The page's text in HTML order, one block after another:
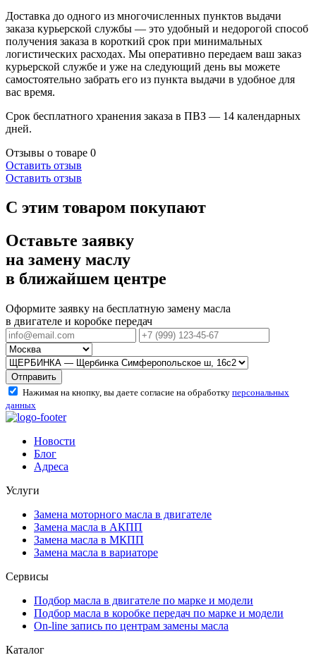
Доставка до одного из многочисленных пунктов выдачи
заказа курьерской службы — это удобный и недорогой способ
получения заказа в короткий срок при минимальных
логистических расходах. Мы оперативно передаем ваш заказ
курьерской службе и уже на следующий день вы можете
самостоятельно забрать его из пункта выдачи в удобное для
вас время.
Срок бесплатного хранения заказа в ПВЗ — 14 календарных
дней.
Отзывы о товаре 0
Оставить отзыв
Оставить отзыв
С этим товаром покупают
Оставьте заявку
на замену маслу
в ближайшем центре
Оформите заявку на бесплатную замену масла
в двигателе и коробке передач
Отправить
Нажимая на кнопку, вы даете согласие на обработку персональных
данных
Новости
Блог
Адреса
Услуги
Замена моторного масла в двигателе
Замена масла в АКПП
Замена масла в МКПП
Замена масла в вариаторе
Сервисы
Подбор масла в двигателе по марке и модели
Подбор масла в коробке передач по марке и модели
On-line запись по центрам замены масла
Каталог